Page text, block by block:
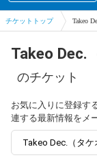
ー
チケットトップ Takeo
Takeo Dec.
のチケット
お気に入りに登録す
連する最新情報をメ
Takeo Dec.（タ